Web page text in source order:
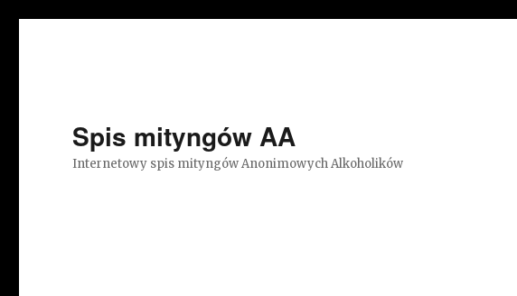
Spis mityngów AA
Internetowy spis mityngów Anonimowych Alkoholików